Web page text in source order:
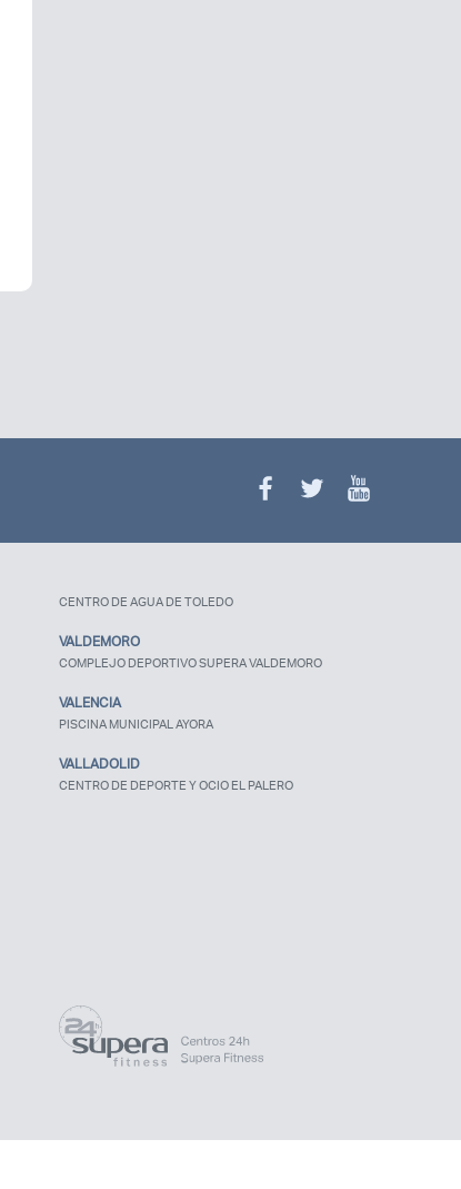
CENTRO DE AGUA DE TOLEDO
VALDEMORO
COMPLEJO DEPORTIVO SUPERA VALDEMORO
VALENCIA
PISCINA MUNICIPAL AYORA
VALLADOLID
CENTRO DE DEPORTE Y OCIO EL PALERO